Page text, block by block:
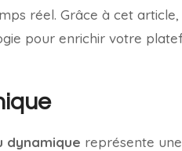
réel. Grâce à cet
pour enrichir votre
dynamique représente